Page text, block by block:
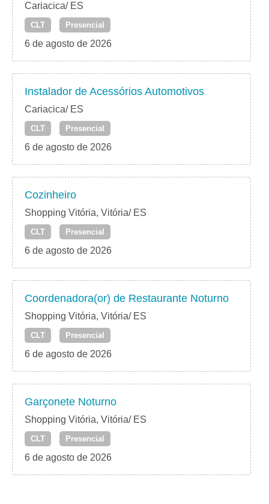
Cariacica/ ES
CLT Presencial
6 de agosto de 2026
Instalador de Acessórios Automotivos
Cariacica/ ES
CLT Presencial
6 de agosto de 2026
Cozinheiro
Shopping Vitória, Vitória/ ES
CLT Presencial
6 de agosto de 2026
Coordenadora(or) de Restaurante Noturno
Shopping Vitória, Vitória/ ES
CLT Presencial
6 de agosto de 2026
Garçonete Noturno
Shopping Vitória, Vitória/ ES
CLT Presencial
6 de agosto de 2026